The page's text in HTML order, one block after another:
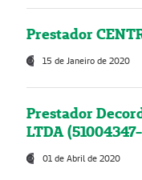
Prestador
15 de Janeiro de 2020
Prestador
LTDA
01 de Abril de 2020